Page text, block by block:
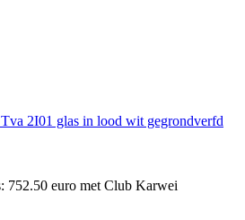
2I01 glas in lood wit gegrondverfd
752.50 euro met Club Karwei